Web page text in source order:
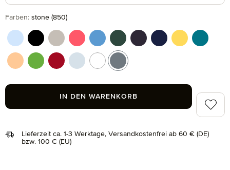
Lieferzeit ca. 1-3 Werktage, Versandkostenfrei ab 60 € (DE)
bzw. 100 € (EU)
Farbenauswählen
: stone (850)
aquamarine (577)
black (199)cashmere (713)
coral (262)cornflower (410)
cypress (665)
dark grey (820)
deep sea (596)
gold (115)lagoon
peach fuzz (163)
peridot (658)
ruby (075)silver (829)
snow (001)stone (850)
IN DEN WARENKORB Zum